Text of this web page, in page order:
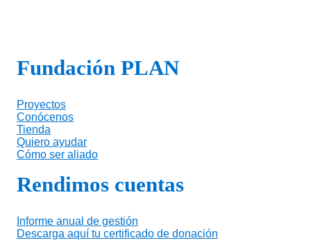
Fundación PLAN
Proyectos
Conócenos
Tienda
Quiero ayudar
Cómo ser aliado
Rendimos cuentas
Informe anual de gestión
Descarga aquí tu certificado de donación